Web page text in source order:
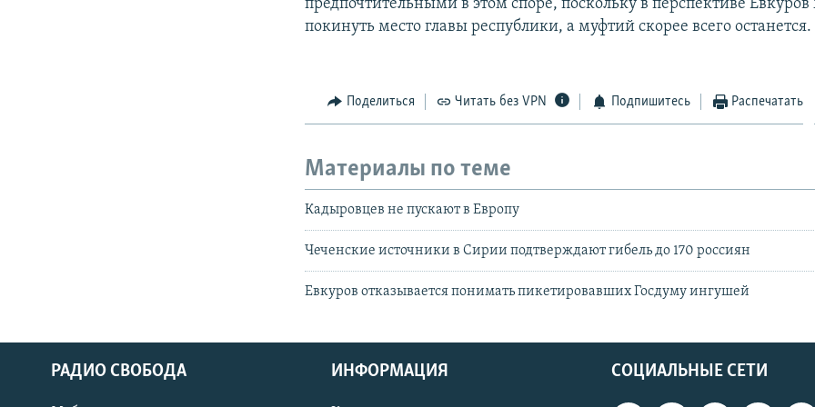
предпочтительными в этом споре, поскольку в перспективе
покинуть место главы республики, а муфтий скорее всего останется.
Поделиться Читать без VPN Подпишитесь Распечатать
Материалы по теме
Кадыровцев не пускают в Европу
Чеченские источники в Сирии подтверждают гибель до 170 россиян
Евкуров отказывается понимать пикетировавших Госдуму ингушей
СОЦИАЛЬНЫЕ СЕТИ
РАДИО СВОБОДА ИНФОРМАЦИЯ